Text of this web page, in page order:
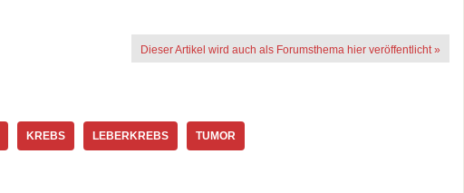
Dieser Artikel wird auch als Forumsthema hier veröffentlicht »
KREBS LEBERKREBS TUMOR